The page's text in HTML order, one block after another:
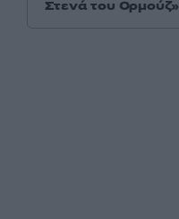
Στενά του Ορμούζ»